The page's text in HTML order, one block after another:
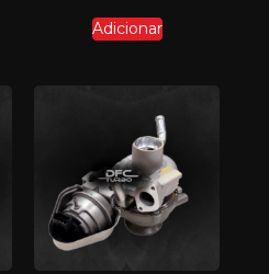
Adicionar